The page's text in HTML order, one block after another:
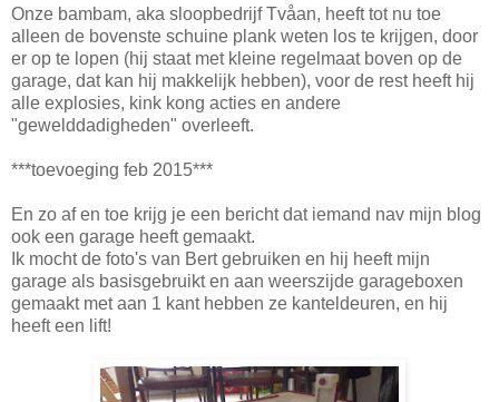
Onze bambam, aka sloopbedrijf Tvåan, heeft tot nu toe
alleen de bovenste schuine plank weten los te krijgen, door
er op te lopen (hij staat met kleine regelmaat boven op de
garage, dat kan hij makkelijk hebben), voor de rest heeft hij
alle explosies, kink kong acties en andere
"gewelddadigheden" overleeft.
***toevoeging feb 2015***
En zo af en toe krijg je een bericht dat iemand nav mijn blog
ook een garage heeft gemaakt.
Ik mocht de foto's van Bert gebruiken en hij heeft mijn
garage als basisgebruikt en aan weerszijde garageboxen
gemaakt met aan 1 kant hebben ze kanteldeuren, en hij
heeft een lift!